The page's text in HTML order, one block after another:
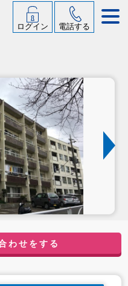
ログイン 電話する
わせをする